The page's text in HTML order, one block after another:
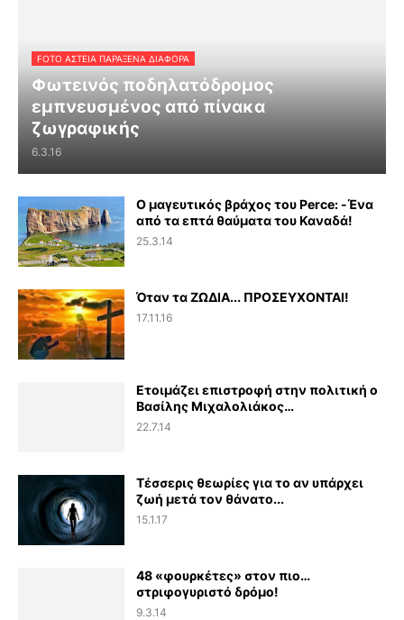
FOTO ΑΣΤΕΙΑ ΠΑΡΑΞΕΝΑ ΔΙΑΦΟΡΑ
Φωτεινός ποδηλατόδρομος
εμπνευσμένος από πίνακα
ζωγραφικής
6.3.16
Ο μαγευτικός βράχος του Perce: -Ένα
από τα επτά θαύματα του Καναδά!
25.3.14
Όταν τα ΖΩΔΙΑ... ΠΡΟΣΕΥΧΟΝΤΑΙ!
17.11.16
Ετοιμάζει επιστροφή στην πολιτική ο
Βασίλης Μιχαλολιάκος…
22.7.14
Τέσσερις θεωρίες για το αν υπάρχει
ζωή μετά τον θάνατο...
15.1.17
48 «φουρκέτες» στον πιο…
στριφογυριστό δρόμο!
9.3.14